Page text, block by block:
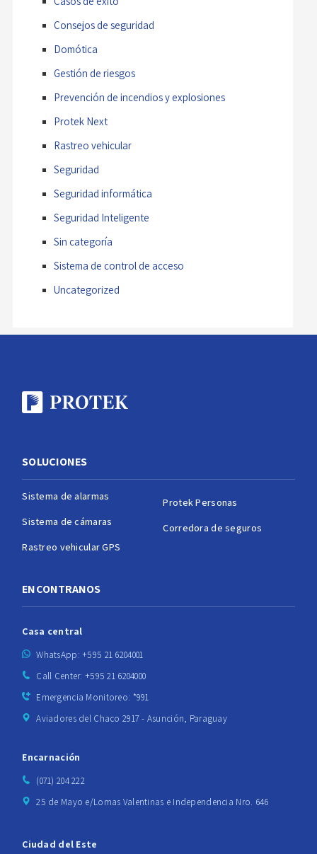
Consejos de seguridad
Domótica
Gestión de riesgos
Prevención de incendios y explosiones
Protek Next
Rastreo vehicular
Seguridad
Seguridad informática
Seguridad Inteligente
Sin categoría
Sistema de control de acceso
Uncategorized
SOLUCIONES
Sistema de alarmas
Sistema de cámaras
Rastreo vehicular GPS
Protek Personas
Corredora de seguros
ENCONTRANOS
Casa central
WhatsApp: +595 21 6204001
Call Center: +595 21 6204000
Emergencia Monitoreo: *991
Aviadores del Chaco 2917 - Asunción, Paraguay
Encarnación
(071) 204 222
25 de Mayo e/Lomas Valentinas e Independencia Nro. 646
Ciudad del Este